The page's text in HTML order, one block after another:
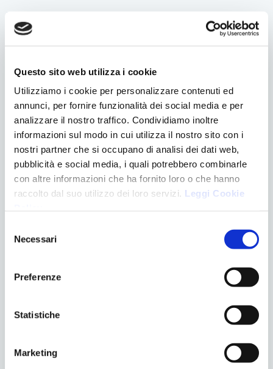
Questo sito web utilizza i cookie
Utilizziamo i cookie per personalizzare contenuti ed
annunci, per fornire funzionalità dei social media e per
analizzare il nostro traffico. Condividiamo inoltre
informazioni sul modo in cui utilizza il nostro sito con i
nostri partner che si occupano di analisi dei dati web,
pubblicità e social media, i quali potrebbero combinarle
con altre informazioni che ha fornito loro o che hanno
raccolto dal suo utilizzo dei loro servizi. Leggi Cookie
delNecessari
Preferenze
Statistiche
Marketing
L’ortodontista e il logopedista dovrebbero lavorare a
stretto contatto, monitorando i progressi del bambino e
scambiando informazioni pertinenti. Ad esempio,
su eventuali cambiamenti nella struttura dentale che
possono influire sul trattamento del linguaggio. Allo
stesso tempo, il logopedista può segnalare
all’ortodontista eventuali miglioramenti nella pronuncia
o nella fonetica del bambino.
Coinvolgimento dei genitori:
Dovrebbero essere informati sui progressi del bambino
tra i genitori,
l’ortodontista e il logopedista
è essenziale per